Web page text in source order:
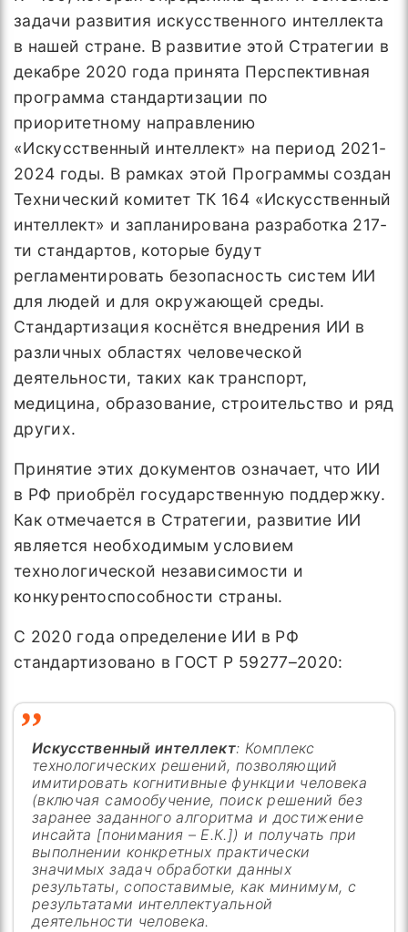
задачи развития искусственного интеллекта
в нашей стране. В развитие этой Стратегии в
декабре 2020 года принята Перспективная
программа стандартизации по
приоритетному направлению
«Искусственный интеллект» на период 2021-
2024 годы. В рамках этой Программы создан
Технический комитет ТК 164 «Искусственный
интеллект» и запланирована разработка 217-
ти стандартов, которые будут
регламентировать безопасность систем ИИ
для людей и для окружающей среды.
Стандартизация коснётся внедрения ИИ в
различных областях человеческой
деятельности, таких как транспорт,
медицина, образование, строительство и ряд
других.
Принятие этих документов означает, что ИИ
в РФ приобрёл государственную поддержку.
Как отмечается в Стратегии, развитие ИИ
является необходимым условием
технологической независимости и
конкурентоспособности страны.
С 2020 года определение ИИ в РФ
стандартизовано в ГОСТ Р 59277–2020:
Искусственный интеллект: Комплекс
технологических решений, позволяющий
имитировать когнитивные функции человека
(включая самообучение, поиск решений без
заранее заданного алгоритма и достижение
инсайта [понимания – Е.К. ]) и получать при
выполнении конкретных практически
значимых задач обработки данных
результаты, сопоставимые, как минимум, с
результатами интеллектуальной
деятельности человека.